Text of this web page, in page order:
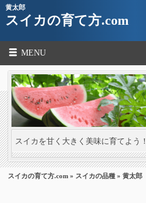
黄太郎
スイカの育て方.com
MENU
スイカを甘く大きく美味に育てよう！
スイカの育て方.com » スイカの品種 » 黄太郎